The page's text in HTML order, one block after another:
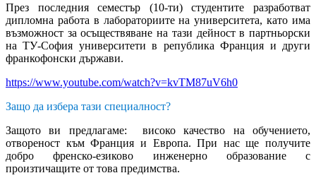
През последния семестър (10-ти) студентите разработват
дипломна работа в лабораториите на университета, като има
възможност за осъществяване на тази дейност в партньорски
на ТУ-София университети в република Франция и други
франкофонски държави.
https://www.youtube.com/watch?v=kvTM87uV6h0
Защо да избера тази специалност?
Защото ви предлагаме: високо качество на обучението,
отвореност към Франция и Европа. При нас ще получите
добро френско-езиково инженерно образование с
произтичащите от това предимства.